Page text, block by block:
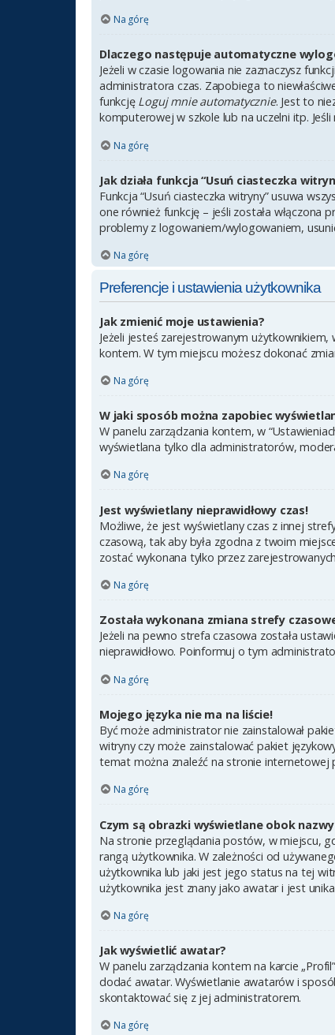
Na górę
Dlaczego następuje automatyczne
Jeżeli w czasie logowania nie zaznaczysz
administratora czas. Zapobiega to
funkcję Loguj mnie automatycznie. Jest to
komputerowej w szkole lub na uczelni itp.
Na górę
Jak działa funkcja “Usuń ciasteczka
Funkcja “Usuń ciasteczka witryny” usuwa
one również funkcję – jeśli została włączona
problemy z logowaniem/wylogowaniem,
Na górę
Preferencje i ustawienia użytkownika
Jak zmienić moje ustawienia?
Jeżeli jesteś zarejestrowanym
kontem. W tym miejscu możesz dokonać
Na górę
W jaki sposób można zapobiec
W panelu zarządzania kontem, w
wyświetlana tylko dla administratorów,
Na górę
Jest wyświetlany nieprawidłowy czas!
Możliwe, że jest wyświetlany czas z innej
czasową, tak aby była zgodna z twoim
zostać wykonana tylko przez
Na górę
Została wykonana zmiana strefy
Jeżeli na pewno strefa czasowa została
nieprawidłowo. Poinformuj o tym
Na górę
Mojego języka nie ma na liście!
Być może administrator nie zainstalował
witryny czy może zainstalować pakiet
temat można znaleźć na stronie
Na górę
Czym są obrazki wyświetlane obok
Na stronie przeglądania postów, w miejscu,
rangą użytkownika. W zależności od
użytkownika lub jaki jest jego status na tej
użytkownika jest znany jako awatar i jest
Na górę
Jak wyświetlić awatar?
W panelu zarządzania kontem na karcie
dodać awatar. Wyświetlanie awatarów i
skontaktować się z jej administratorem.
Na górę